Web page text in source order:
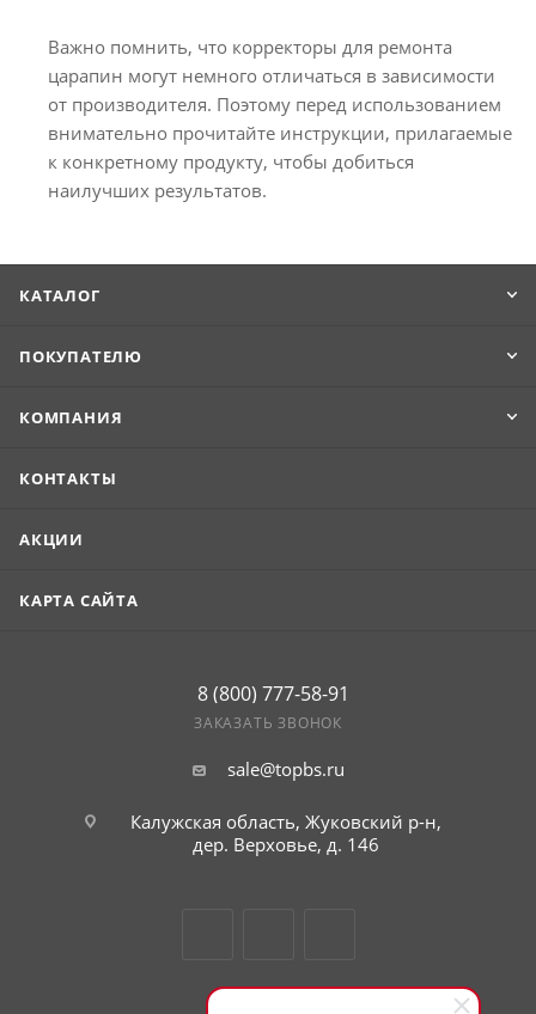
Важно помнить, что корректоры для ремонта
царапин могут немного отличаться в зависимости
от производителя. Поэтому перед использованием
внимательно прочитайте инструкции, прилагаемые
к конкретному продукту, чтобы добиться
наилучших результатов.
КАТАЛОГ
ПОКУПАТЕЛЮ
КОМПАНИЯ
КОНТАКТЫ
АКЦИИ
КАРТА САЙТА
8 (800) 777-58-91
ЗАКАЗАТЬ ЗВОНОК
sale@topbs.ru
Калужская область, Жуковский р-н,
дер. Верховье, д. 146